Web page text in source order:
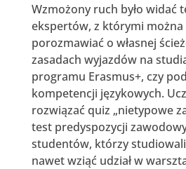
Wzmożony ruch było widać
ekspertów, z którymi można
porozmawiać o własnej
zasadach wyjazdów na
programu Erasmus+, czy
kompetencji językowych.
rozwiązać quiz „nietypowe
test predyspozycji
studentów, którzy studiowali
nawet wziąć udział w